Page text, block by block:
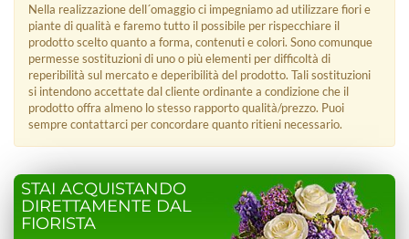
Nella realizzazione dell´omaggio ci impegniamo ad utilizzare fiori e
piante di qualità e faremo tutto il possibile per rispecchiare il
prodotto scelto quanto a forma, contenuti e colori. Sono comunque
permesse sostituzioni di uno o più elementi per difficoltà di
reperibilità sul mercato e deperibilità del prodotto. Tali sostituzioni
si intendono accettate dal cliente ordinante a condizione che il
prodotto offra almeno lo stesso rapporto qualità/prezzo. Puoi
sempre contattarci per concordare quanto ritieni necessario.
STAI ACQUISTANDO
DIRETTAMENTE DAL
FIORISTA